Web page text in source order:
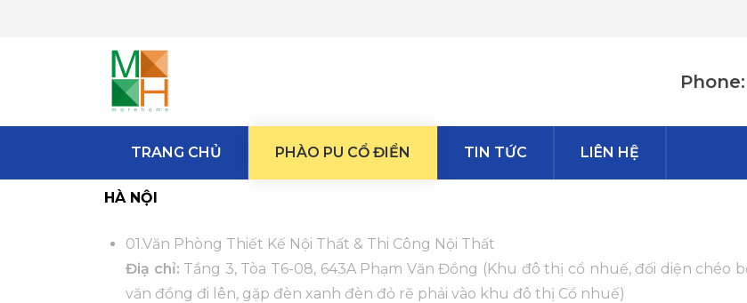
TRANG CHỦ PHÀO PU CỔ ĐIỂN TIN TỨC LIÊN HỆ
HÀ NỘI
01.Văn Phòng Thiết Kế Nội Thất & Thi Công Nội Thất
Điạ chỉ: Tầng 3, Tòa T6-08, 643A Phạm Văn Đồng (Khu đô thị cổ nhuế, đối diện
văn đồng đi lên, gặp đèn xanh đèn đỏ rẽ phải vào khu đô thị Cổ nhuế)